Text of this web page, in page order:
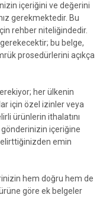
içeriğini ve değerini
gerekmektedir. Bu
rehber niteliğindedir.
bu belge,
prosedürlerini açıkça
her ülkenin
için özel izinler veya
ürünlerin ithalatını
gönderinizin içeriğine
emin
hem doğru hem de
göre ek belgeler